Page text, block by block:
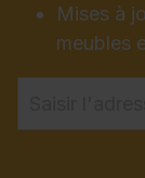
Mises à
meubles